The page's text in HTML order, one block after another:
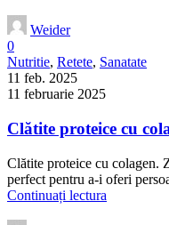
Weider
0
Nutritie, Retete, Sanatate
11 feb. 2025
11 februarie 2025
Clătite proteice cu
Clătite proteice cu colagen.
perfect pentru a-i oferi
Continuați lectura